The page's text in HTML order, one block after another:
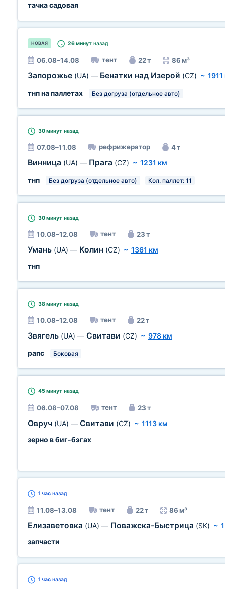
тачка садовая
НОВАЯ 26 минут назад
06.08–14.08 тент 22 т 86 м³
Запорожье (UA) — Бенатки над Изерой (CZ) ~
тнп на паллетах
Без догруза (отдельное авто)
30 минут назад
07.08–11.08 рефрижератор 4 т
Винница (UA) — Прага (CZ) ~ 1231 км
тнп
Без догруза (отдельное авто) Кол. паллет: 11
30 минут назад
10.08–12.08 тент 23 т
Умань (UA) — Колин (CZ) ~ 1361 км
тнп
38 минут назад
10.08–12.08 тент 22 т
Звягель (UA) — Свитави (CZ) ~ 978 км
рапс
Боковая
45 минут назад
06.08–07.08 тент 23 т
Овруч (UA) — Свитави (CZ) ~ 1113 км
зерно в биг-бэгах
1 час назад
11.08–13.08 тент 22 т 86 м³
Елизаветовка (UA) — Поважска-Быстрица (SK) ~
запчасти
1 час назад